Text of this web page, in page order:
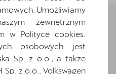
którą chcesz
Umożliwiamy
zewnętrznym
w Polityce cookies.
osobowych jest
Sp. z o.o., a także
Sp. z o.o., Volkswagen